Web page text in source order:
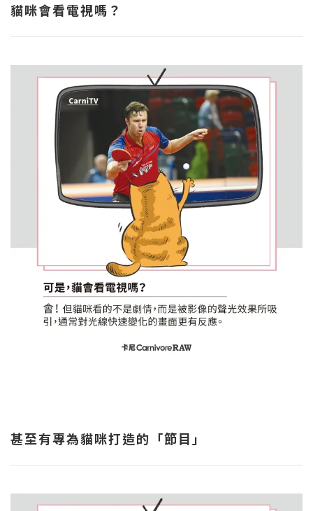
貓咪會看電視嗎？
甚至有專為貓咪打造的「節目」